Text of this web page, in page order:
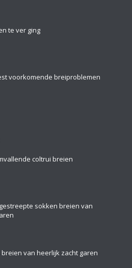
te ver ging
voorkomende breiproblemen
coltrui breien
sokken breien van
van heerlijk zacht garen